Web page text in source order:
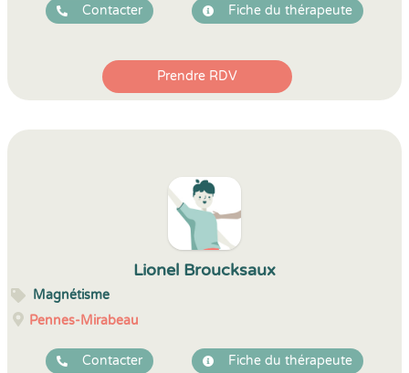
Contacter Fiche du thérapeute
Prendre RDV
Lionel Broucksaux
Magnétisme
Pennes-Mirabeau
Contacter Fiche du thérapeute